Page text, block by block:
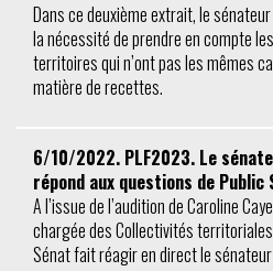
Dans ce deuxième extrait, le
la nécessité de prendre en compte
territoires qui n’ont pas les mêmes
matière de recettes.
6/10/2022. PLF2023. Le
répond aux questions de Public
A l’issue de l’audition de Caroline
chargée des Collectivités
Sénat fait réagir en direct le